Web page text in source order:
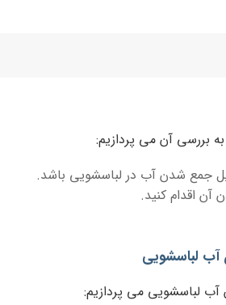
بررسی آن می پردازیم:
جمع شدن آب در لباسشویی باشد.
آن اقدام کنید.
لباسشویی
لباسشویی می پردازیم: